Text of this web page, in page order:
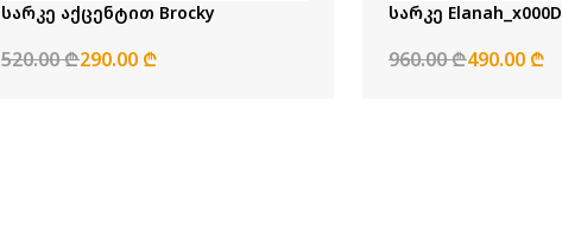
სარკე აქცენტით Brocky
520.00 ₾290.00 ₾
სარკე Elanah_x000D_
960.00 ₾490.00 ₾